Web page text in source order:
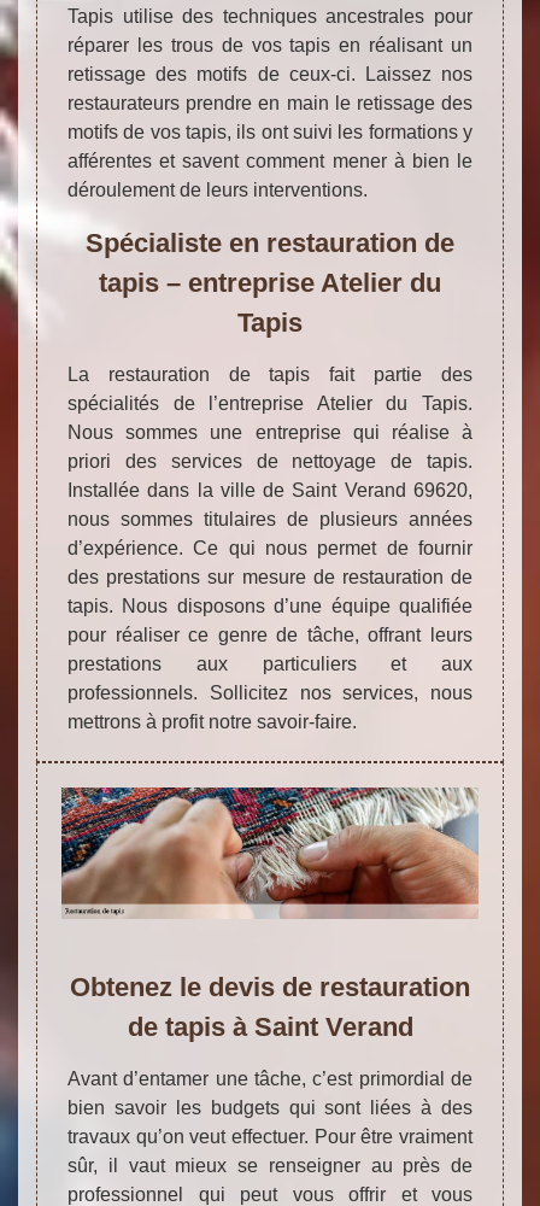
Tapis utilise des techniques ancestrales pour
réparer les trous de vos tapis en réalisant un
retissage des motifs de ceux-ci. Laissez nos
restaurateurs prendre en main le retissage des
motifs de vos tapis, ils ont suivi les formations y
afférentes et savent comment mener à bien le
déroulement de leurs interventions.
Spécialiste en restauration de
tapis – entreprise Atelier du
Tapis
La restauration de tapis fait partie des
spécialités de l’entreprise Atelier du Tapis.
Nous sommes une entreprise qui réalise à
priori des services de nettoyage de tapis.
Installée dans la ville de Saint Verand 69620,
nous sommes titulaires de plusieurs années
d’expérience. Ce qui nous permet de fournir
des prestations sur mesure de restauration de
tapis. Nous disposons d’une équipe qualifiée
pour réaliser ce genre de tâche, offrant leurs
prestations aux particuliers et aux
professionnels. Sollicitez nos services, nous
mettrons à profit notre savoir-faire.
Obtenez le devis de restauration
de tapis à Saint Verand
Avant d’entamer une tâche, c’est primordial de
bien savoir les budgets qui sont liées à des
travaux qu’on veut effectuer. Pour être vraiment
sûr, il vaut mieux se renseigner au près de
professionnel qui peut vous offrir et vous